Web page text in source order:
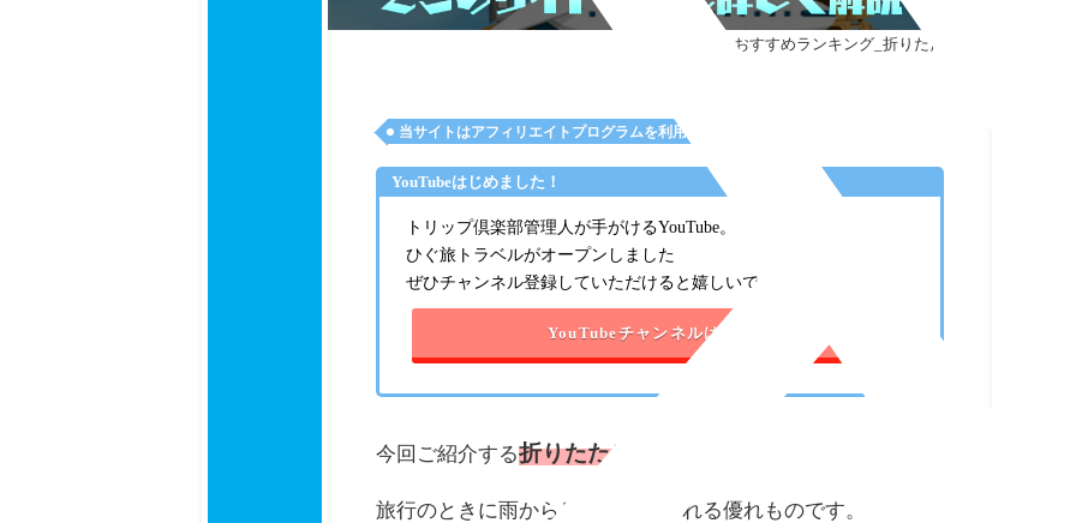
人気おすすめランキング_折りたたみ傘
当サイトはアフィリエイトプログラムを利用しております
YouTubeはじめました！
トリップ倶楽部管理人が手がけるYouTube。
ひぐ旅トラベルがオープンしました
ぜひチャンネル登録していただけると嬉しいです。
YouTubeチャンネルはこちら
今回ご紹介する折りたたみ傘
旅行のときに雨から身を守ってくれる優れものです。